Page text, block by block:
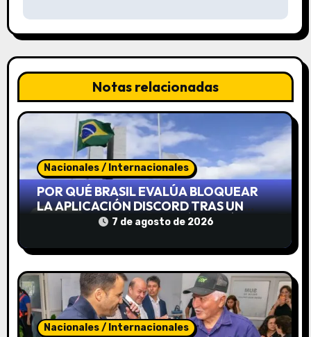
a
c
i
ó
n
d
e
e
n
t
r
a
Notas relacionadas
Nacionales / Internacionales
POR QUÉ BRASIL EVALÚA BLOQUEAR
LA APLICACIÓN DISCORD TRAS UN
CASO QUE CONMOCIONÓ AL PAÍS
7 de agosto de 2026
Nacionales / Internacionales